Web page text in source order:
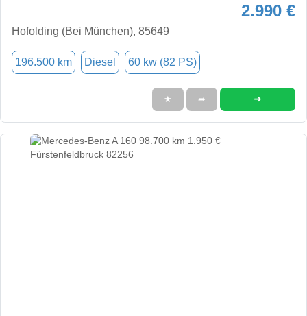
2.990 €
Hofolding (Bei München), 85649
196.500 km Diesel 60 kw (82 PS)
★ ➦ ➜